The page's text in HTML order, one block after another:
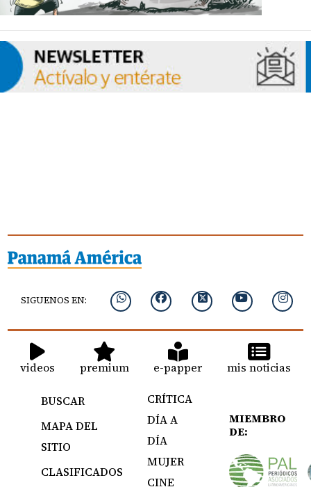
SIGUENOS EN:
videos premium e-papper mis noticias
BUSCAR
MAPA DEL
SITIO
CLASIFICADOS
CRÍTICA
DÍA A
DÍA
MUJER
CINE
MIEMBRO
DE: